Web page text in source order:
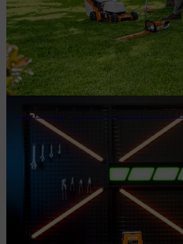
Technologie des batteries